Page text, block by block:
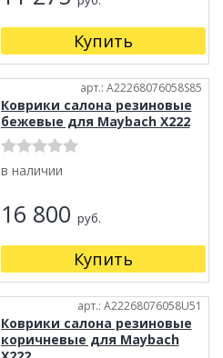
Купить
арт.: A22268076058S85
Коврики салона резиновые
бежевые для Maybach X222
в наличии
16 800 руб.
Купить
арт.: A22268076058U51
Коврики салона резиновые
коричневые для Maybach